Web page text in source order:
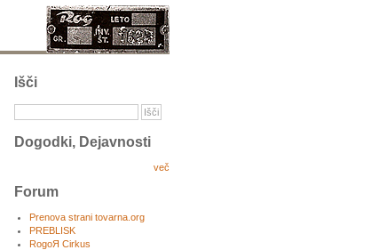
Išči
Dogodki, Dejavnosti
več
Forum
Prenova strani tovarna.org
PREBLISK
RogoЯ Cirkus